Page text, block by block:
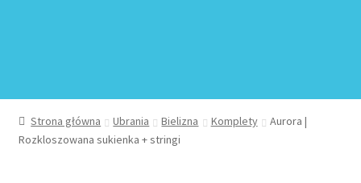
Sklep
Strona główna Ubrania Bielizna Komplety
Aurora |
Rozkloszowana sukienka + stringi